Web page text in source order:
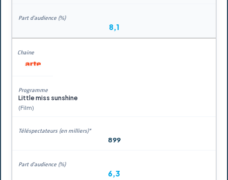
8,1
Little miss sunshine
(Film)
899
6,3